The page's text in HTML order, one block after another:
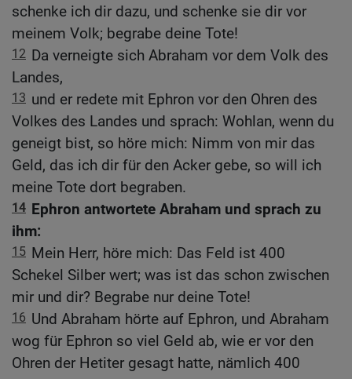
schenke ich dir dazu, und schenke sie dir vor
meinem Volk; begrabe deine Tote!
12 Da verneigte sich Abraham vor dem Volk des
Landes,
13 und er redete mit Ephron vor den Ohren des
Volkes des Landes und sprach: Wohlan, wenn du
geneigt bist, so höre mich: Nimm von mir das
Geld, das ich dir für den Acker gebe, so will ich
meine Tote dort begraben.
14 Ephron antwortete Abraham und sprach zu
ihm:
15 Mein Herr, höre mich: Das Feld ist 400
Schekel Silber wert; was ist das schon zwischen
mir und dir? Begrabe nur deine Tote!
16 Und Abraham hörte auf Ephron, und Abraham
wog für Ephron so viel Geld ab, wie er vor den
Ohren der Hetiter gesagt hatte, nämlich 400